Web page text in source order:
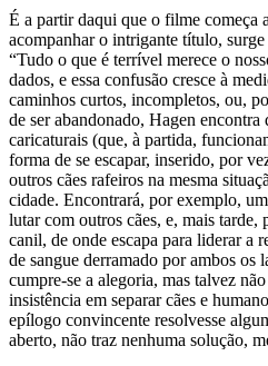
É a partir daqui que o filme começa
acompanhar o intrigante título,
“Tudo o que é terrível merece o
dados, e essa confusão cresce à
caminhos curtos, incompletos, ou,
de ser abandonado, Hagen encontra
caricaturais (que, à partida,
forma de se escapar, inserido, por
outros cães rafeiros na mesma
cidade. Encontrará, por exemplo,
lutar com outros cães, e, mais tarde,
canil, de onde escapa para liderar a
de sangue derramado por ambos os
cumpre-se a alegoria, mas talvez
insistência em separar cães e
epílogo convincente resolvesse
aberto, não traz nenhuma solução,